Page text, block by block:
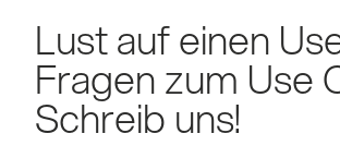
Lust auf einen
Fragen zum Use
Schreib uns!